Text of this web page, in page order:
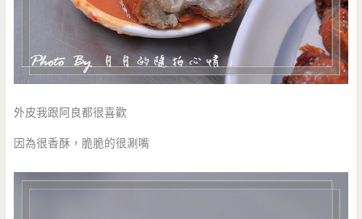
外皮我跟阿良都很喜歡
因為很香酥，脆脆的很涮嘴